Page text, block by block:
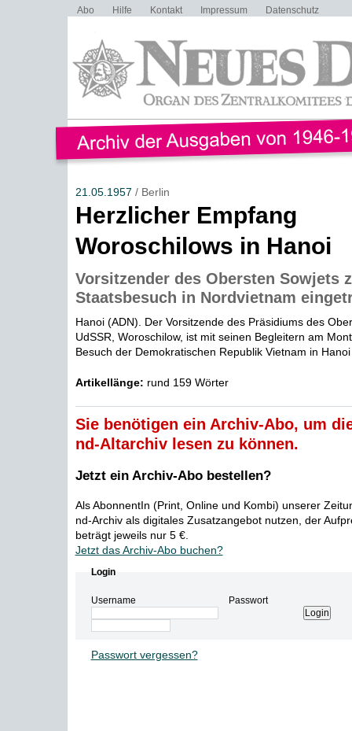
Abo Hilfe Kontakt Impressum Datenschutz
21.05.1957 / Berlin
Herzlicher Empfang
Woroschilows in Hanoi
Vorsitzender des Obersten Sowjets
Staatsbesuch in Nordvietnam
Hanoi (ADN). Der Vorsitzende des Präsidiums des
UdSSR, Woroschilow, ist mit seinen Begleitern am
Besuch der Demokratischen Republik Vietnam in
Artikellänge: rund 159 Wörter
Sie benötigen ein Archiv-Abo, um
nd-Altarchiv lesen zu können.
Jetzt ein Archiv-Abo bestellen?
Als AbonnentIn (Print, Online und Kombi) unserer
nd-Archiv als digitales Zusatzangebot nutzen, der
beträgt jeweils nur 5 €.
Jetzt das Archiv-Abo buchen?
Login
Username Passwort
Passwort vergessen?